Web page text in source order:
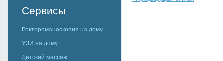
Сервисы
Ректороманоскопия на дому
УЗИ на дому
Детский массаж